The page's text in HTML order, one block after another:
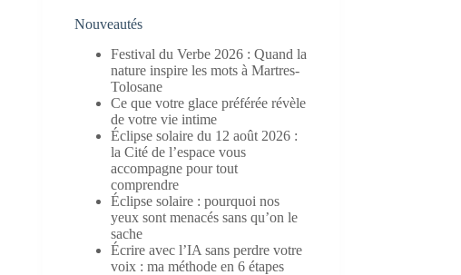
Nouveautés
Festival du Verbe 2026 : Quand la
nature inspire les mots à Martres-
Tolosane
Ce que votre glace préférée révèle
de votre vie intime
Éclipse solaire du 12 août 2026 :
la Cité de l’espace vous
accompagne pour tout
comprendre
Éclipse solaire : pourquoi nos
yeux sont menacés sans qu’on le
sache
Écrire avec l’IA sans perdre votre
voix : ma méthode en 6 étapes